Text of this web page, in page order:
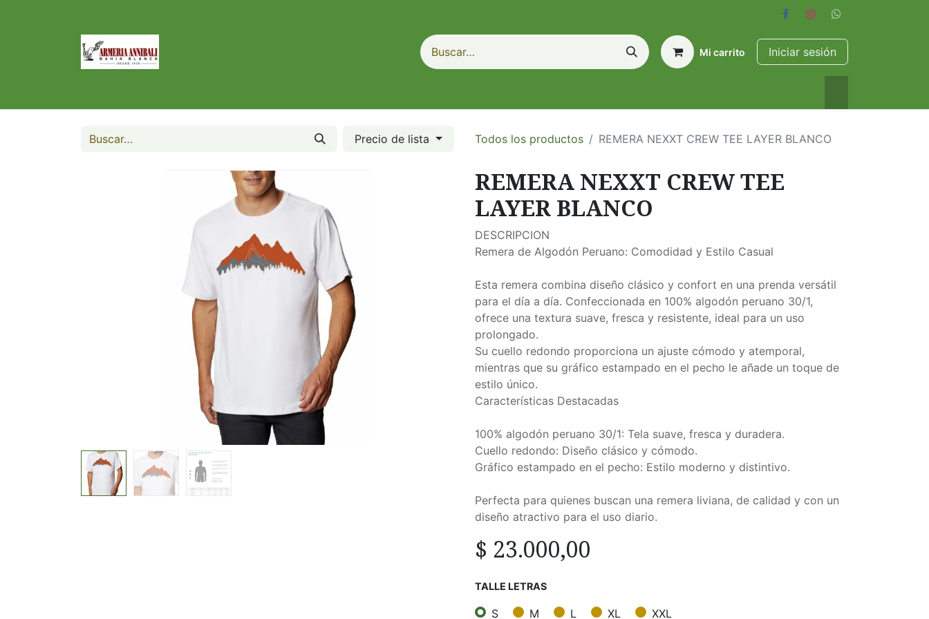
Mi carrito Iniciar sesión
Precio de lista Todos los productos REMERA NEXXT CREW TEE LAYER BLANCO
REMERA NEXXT CREW TEE
LAYER BLANCO
DESCRIPCION
Remera de Algodón Peruano: Comodidad y Estilo Casual
Esta remera combina diseño clásico y confort en una prenda versátil
para el día a día. Confeccionada en 100% algodón peruano 30/1,
ofrece una textura suave, fresca y resistente, ideal para un uso
prolongado.
Su cuello redondo proporciona un ajuste cómodo y atemporal,
mientras que su gráfico estampado en el pecho le añade un toque de
estilo único.
Características Destacadas
100% algodón peruano 30/1: Tela suave, fresca y duradera.
Cuello redondo: Diseño clásico y cómodo.
Gráfico estampado en el pecho: Estilo moderno y distintivo.
Perfecta para quienes buscan una remera liviana, de calidad y con un
diseño atractivo para el uso diario.
$ 23.000,00
TALLE LETRAS
S M L XL XXL